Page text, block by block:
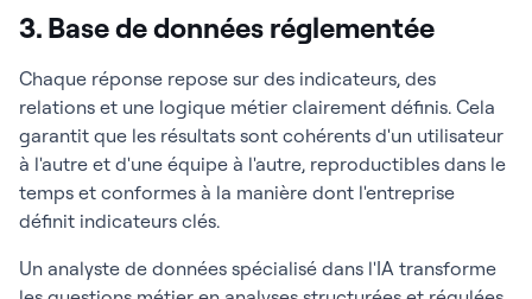
3. Base de données réglementée
Chaque réponse repose sur des indicateurs, des
relations et une logique métier clairement définis. Cela
garantit que les résultats sont cohérents d'un utilisateur
à l'autre et d'une équipe à l'autre, reproductibles dans le
temps et conformes à la manière dont l'entreprise
définit indicateurs clés.
Un analyste de données spécialisé dans l'IA transforme